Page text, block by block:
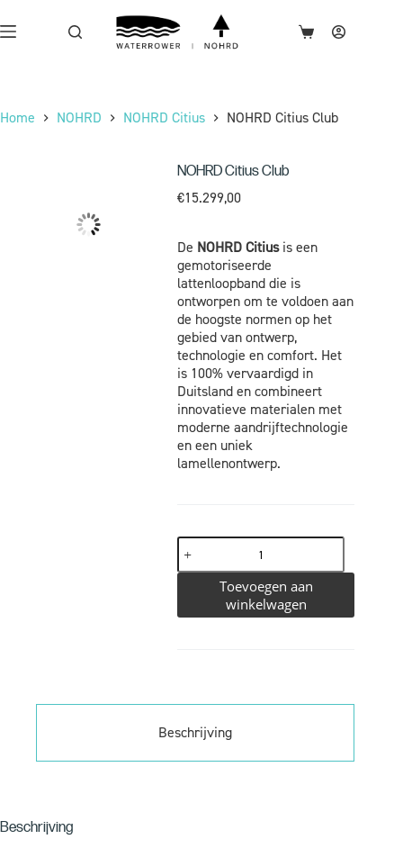
Home NOHRD NOHRD Citius NOHRD Citius Club
NOHRD Citius Club
€15.299,00
De NOHRD Citiusis een
gemotoriseerde
lattenloopband die is
ontworpen om te voldoen aan
de hoogste normen op het
gebied van ontwerp,
technologie en comfort. Het
is 100% vervaardigd in
Duitsland en combineert
innovatieve materialen met
moderne aandrijftechnologie
en een uniek
lamellenontwerp.
Toevoegen aan
winkelwagen
Beschrijving
Beschrijving